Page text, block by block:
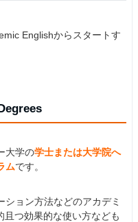
Englishからスタートす
大学の学士または大学院へ
ムです。
ョン方法などのアカデミ
且つ効果的な使い方なども